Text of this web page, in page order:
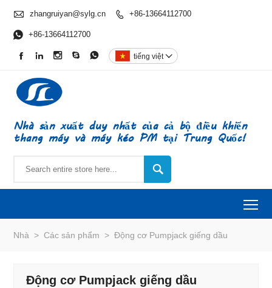
 zhangruiyan@sylg.cn  +86-13664112700
 +86-13664112700
     tiếng việt 
Nhà sản xuất duy nhất của cả bộ điều khiển
thang máy và máy kéo PM tại Trung Quốc!

Nhà > Các sản phẩm > Động cơ Pumpjack giếng dầu
Động cơ Pumpjack giếng dầu